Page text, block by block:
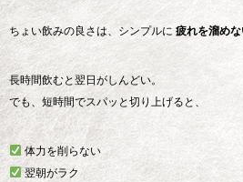
ちょい飲みの良さは、シンプルに 疲れを溜めな
長時間飲むと翌日がしんどい。
でも、短時間でスパッと切り上げると、
体力を削らない
翌朝がラク